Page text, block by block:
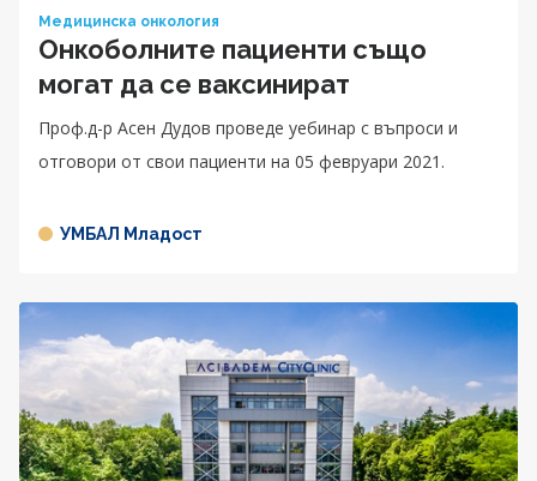
Медицинска онкология
Онкоболните пациенти също
могат да се ваксинират
Проф.д-р Асен Дудов проведе уебинар с въпроси и
отговори от свои пациенти на 05 февруари 2021.
УМБАЛ Младост